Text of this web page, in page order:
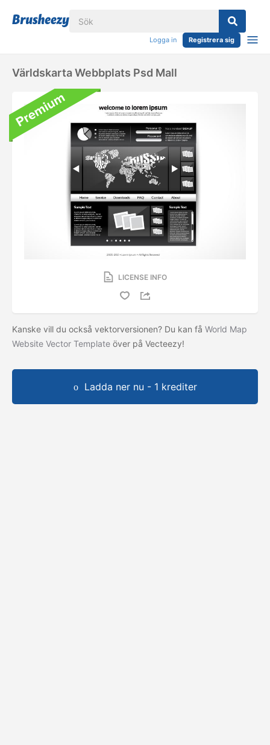
Logga in Registrera sig
Världskarta Webbplats Psd Mall
LICENSE INFO
Kanske vill du också vektorversionen? Du kan få World Map
Website Vector Template över på Vecteezy!
Ladda ner nu - 1 krediter